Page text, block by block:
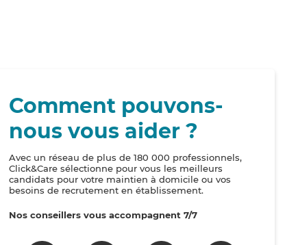
Comment pouvons-
nous vous aider ?
Avec un réseau de plus de 180 000 professionnels,
Click&Care sélectionne pour vous les meilleurs
candidats pour votre maintien à domicile ou vos
besoins de recrutement en établissement.
Nos conseillers vous accompagnent 7/7